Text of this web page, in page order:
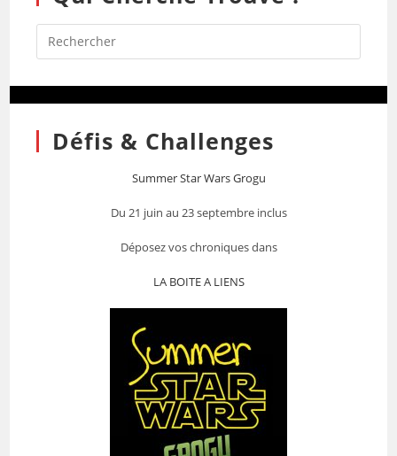
Défis & Challenges
Summer Star Wars Grogu
Du 21 juin au 23 septembre inclus
Déposez vos chroniques dans
LA BOITE A LIENS